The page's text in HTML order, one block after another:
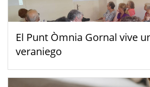
El Punt Òmnia Gornal vive
veraniego